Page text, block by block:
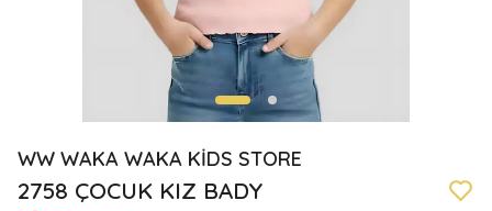
WW WAKA WAKA KİDS STORE
2758 ÇOCUK KIZ BADY